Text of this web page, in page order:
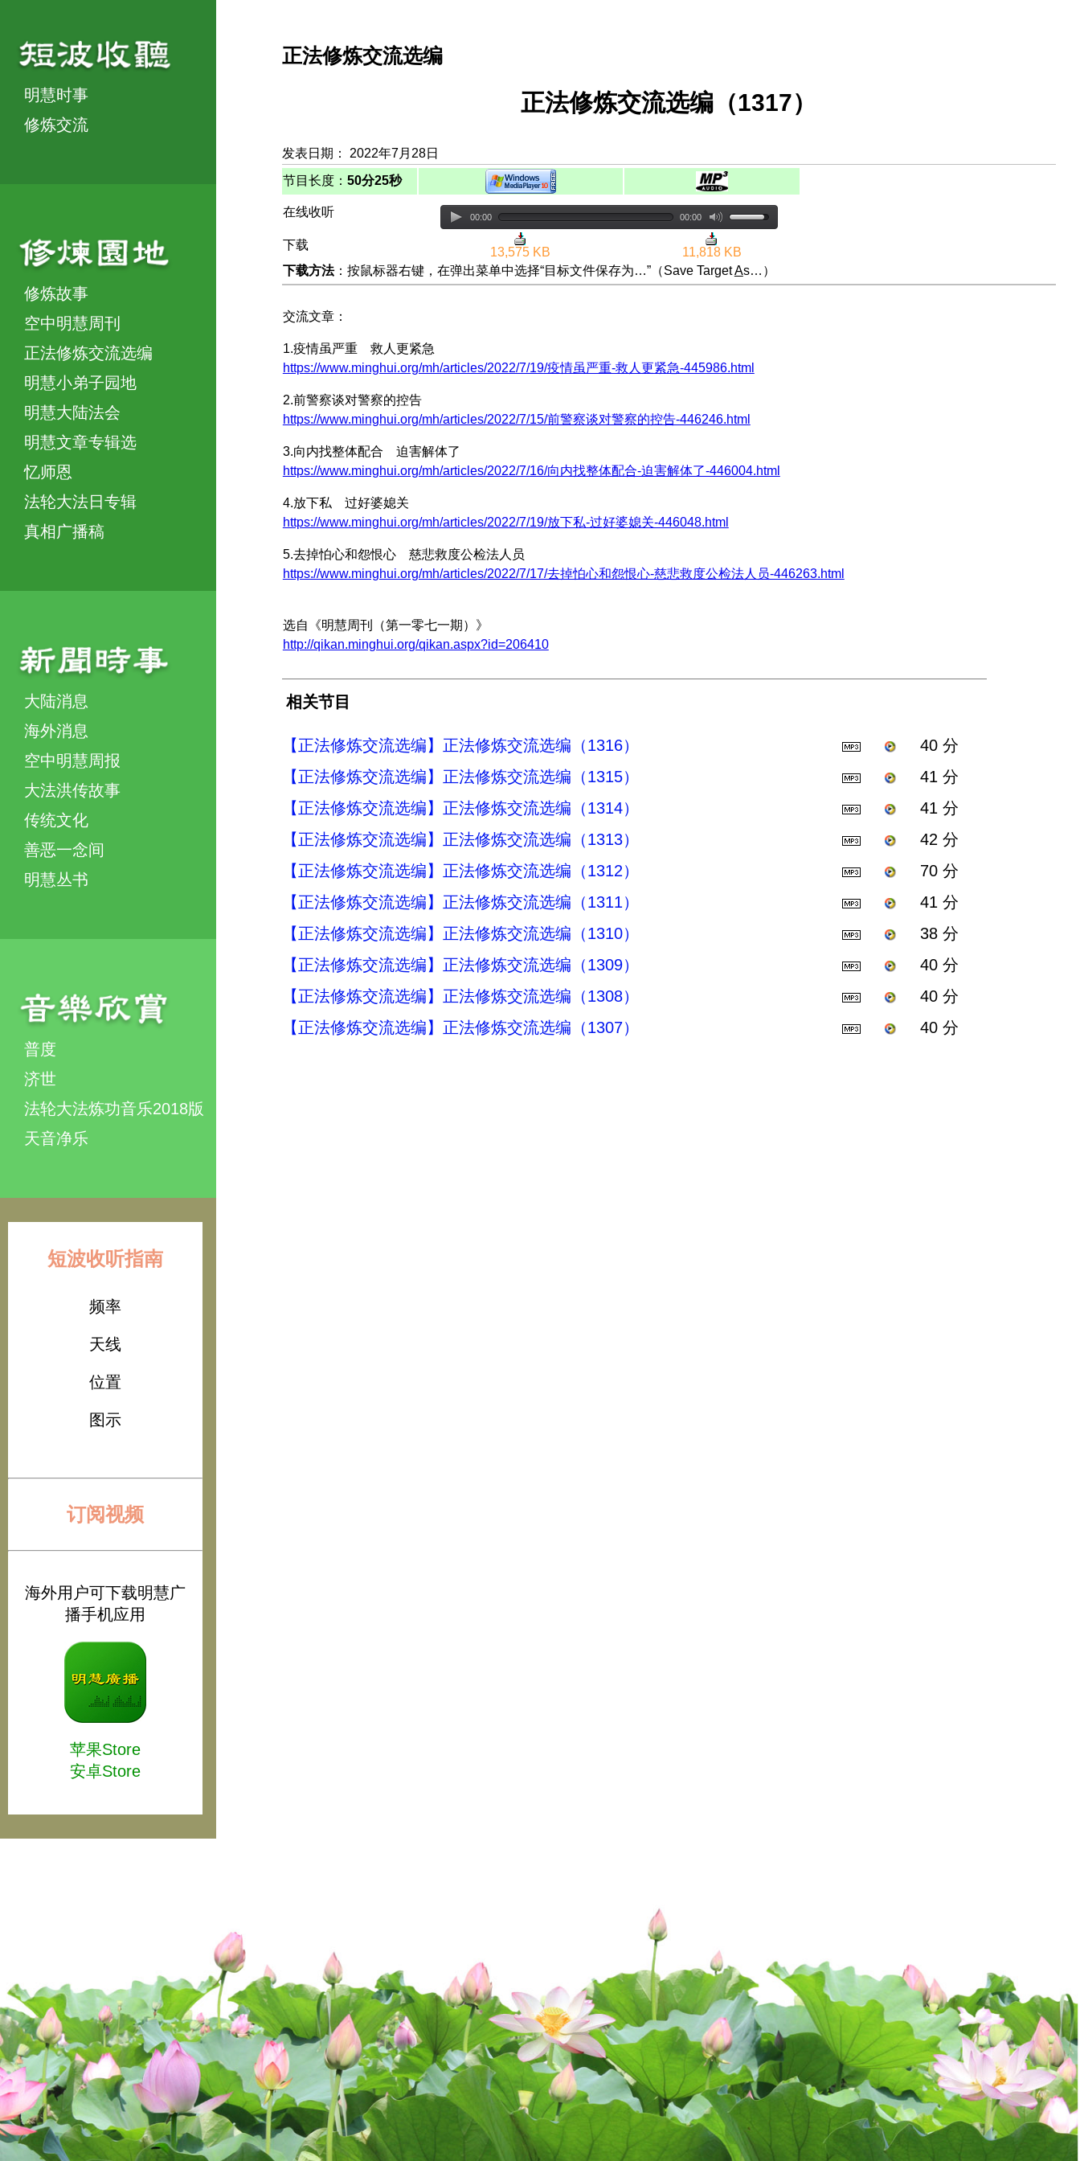
明慧时事
修炼交流
修炼故事
空中明慧周刊
正法修炼交流选编
明慧小弟子园地
明慧大陆法会
明慧文章专辑选
忆师恩
法轮大法日专辑
真相广播稿
大陆消息
海外消息
空中明慧周报
大法洪传故事
传统文化
善恶一念间
明慧丛书
普度
济世
法轮大法炼功音乐2018版
天音净乐
短波收听指南
频率
天线
位置
图示
订阅视频
海外用户可下载明慧广
播手机应用
苹果Store
安卓Store
正法修炼交流选编
正法修炼交流选编（1317）
发表日期： 2022年7月28日
节目长度： 50分25秒
在线收听 00:00 00:00
下载
13,575 KB
11,818 KB
下载方法：按鼠标器右键，在弹出菜单中选择“目标文件保存为…”（Save TargetAs…）
交流文章：
1.疫情虽严重 救人更紧急
https://www.minghui.org/mh/articles/2022/7/19/疫情虽严重-救人更紧急-445986.html
2.前警察谈对警察的控告
https://www.minghui.org/mh/articles/2022/7/15/前警察谈对警察的控告-446246.html
3.向内找整体配合 迫害解体了
https://www.minghui.org/mh/articles/2022/7/16/向内找整体配合-迫害解体了-446004.html
4.放下私 过好婆媳关
https://www.minghui.org/mh/articles/2022/7/19/放下私-过好婆媳关-446048.html
5.去掉怕心和怨恨心 慈悲救度公检法人员
https://www.minghui.org/mh/articles/2022/7/17/去掉怕心和怨恨心-慈悲救度公检法人员-446263.html
选自《明慧周刊（第一零七一期）》
http://qikan.minghui.org/qikan.aspx?id=206410
相关节目
【正法修炼交流选编】正法修炼交流选编（1316）
40 分
【正法修炼交流选编】正法修炼交流选编（1315）
41 分
【正法修炼交流选编】正法修炼交流选编（1314）
41 分
【正法修炼交流选编】正法修炼交流选编（1313）
42 分
【正法修炼交流选编】正法修炼交流选编（1312）
70 分
【正法修炼交流选编】正法修炼交流选编（1311）
41 分
【正法修炼交流选编】正法修炼交流选编（1310）
38 分
【正法修炼交流选编】正法修炼交流选编（1309）
40 分
【正法修炼交流选编】正法修炼交流选编（1308）
40 分
【正法修炼交流选编】正法修炼交流选编（1307）
40 分